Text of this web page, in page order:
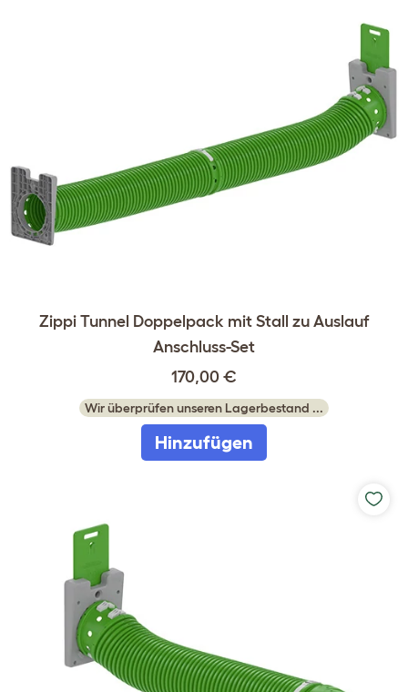
Zippi Tunnel Doppelpack mit Stall zu Auslauf
Anschluss-Set
170,00 €
Wir überprüfen unseren Lagerbestand ...
Hinzufügen